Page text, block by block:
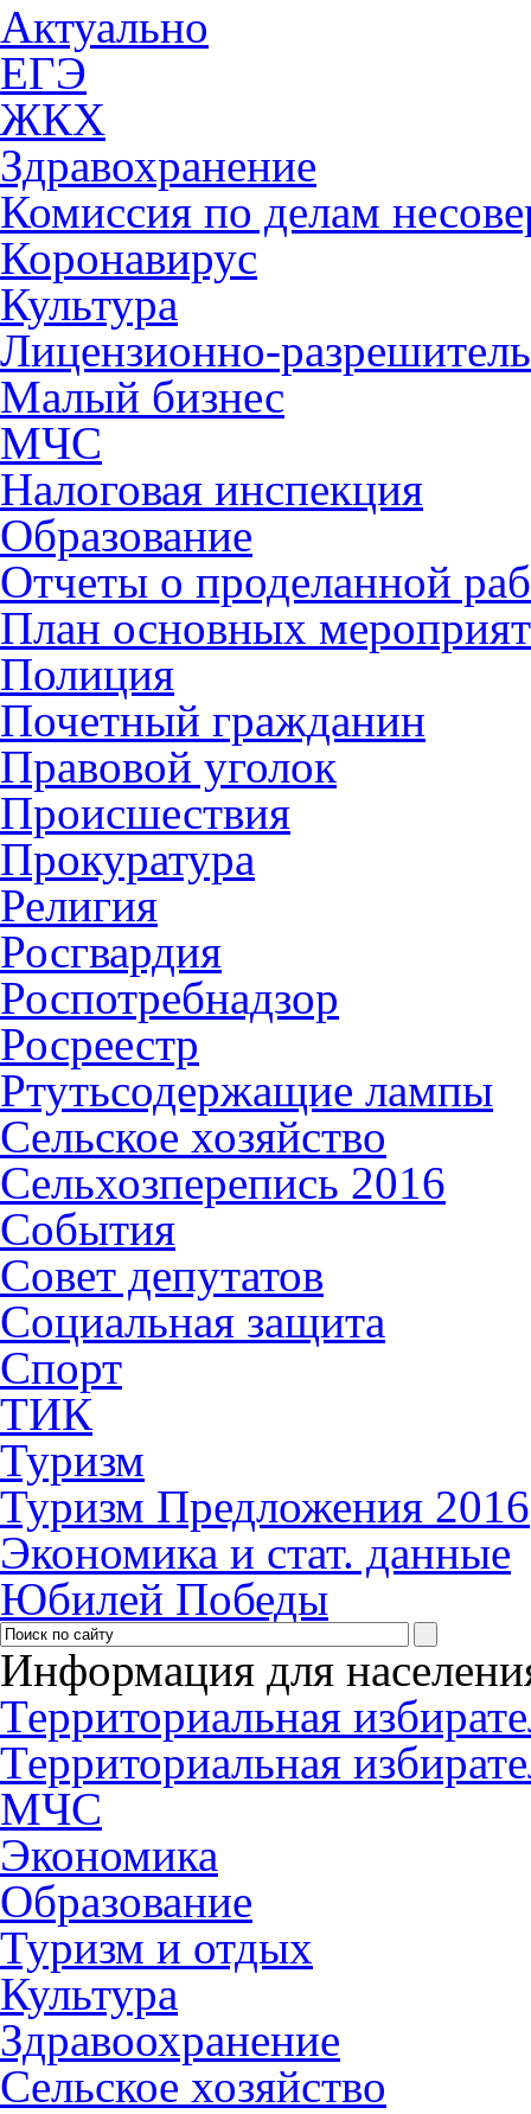
Актуально
ЕГЭ
ЖКХ
Здравохранение
Комиссия по делам
Коронавирус
Культура
Лицензионно-
Малый бизнес
МЧС
Налоговая инспекция
Образование
Отчеты о проделанной
План основных
Полиция
Почетный гражданин
Правовой уголок
Происшествия
Прокуратура
Религия
Росгвардия
Роспотребнадзор
Росреестр
Ртутьсодержащие лампы
Сельское хозяйство
Сельхозперепись 2016
События
Совет депутатов
Социальная защита
Спорт
ТИК
Туризм
Туризм Предложения 2016
Экономика и стат. данные
Юбилей Победы
Информация для
Территориальная
Территориальная
МЧС
Экономика
Образование
Туризм и отдых
Культура
Здравоохранение
Сельское хозяйство